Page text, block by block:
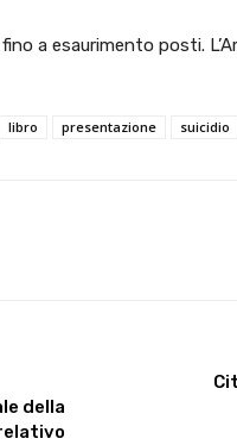
a esaurimento posti.
libro presentazione suicidio
della